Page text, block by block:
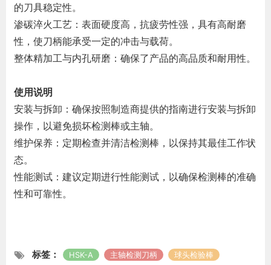
的刀具稳定性。
渗碳淬火工艺：表面硬度高，抗疲劳性强，具有高耐磨
性，使刀柄能承受一定的冲击与载荷。
整体精加工与内孔研磨：确保了产品的高品质和耐用性。
使用说明
安装与拆卸：确保按照制造商提供的指南进行安装与拆卸
操作，以避免损坏检测棒或主轴。
维护保养：定期检查并清洁检测棒，以保持其最佳工作状
态。
性能测试：建议定期进行性能测试，以确保检测棒的准确
性和可靠性。
标签： HSK-A 主轴检测刀柄 球头检验棒